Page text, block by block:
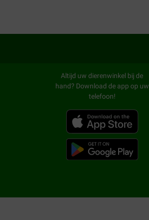
Altijd uw dierenwinkel bij de
hand? Download de app op uw
telefoon!